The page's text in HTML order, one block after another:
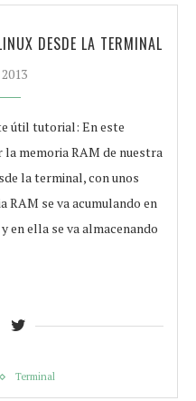
DESDE LA TERMINAL
útil tutorial: En este
memoria RAM de nuestra
la terminal, con unos
RAM se va acumulando en
en ella se va almacenando
Terminal